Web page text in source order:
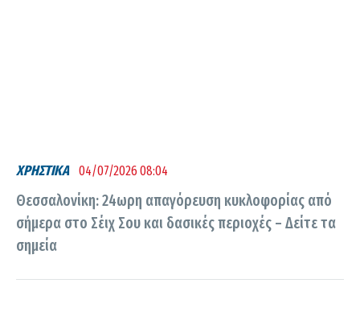
ΧΡΗΣΤΙΚΑ 04/07/2026 08:04
Θεσσαλονίκη: 24ωρη απαγόρευση κυκλοφορίας από
σήμερα στο Σέιχ Σου και δασικές περιοχές – Δείτε τα
σημεία